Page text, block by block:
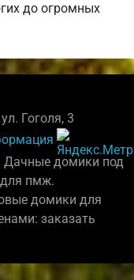
до огромных
Гоголя, 3
Дачные домики под
пмж.
домики для
заказать